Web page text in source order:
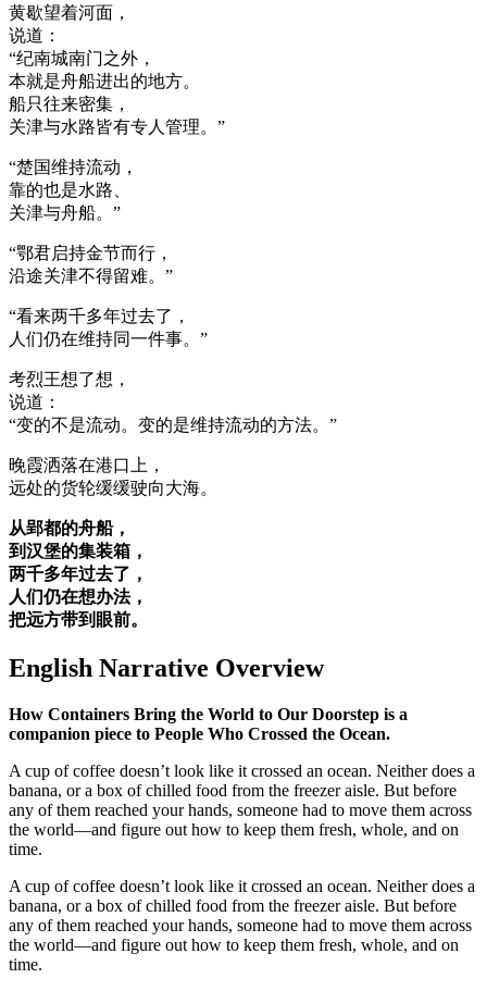
黄歇望着河面，
说道：
“纪南城南门之外，
本就是舟船进出的地方。
船只往来密集，
关津与水路皆有专人管理。”
“楚国维持流动，
靠的也是水路、
关津与舟船。”
“鄂君启持金节而行，
沿途关津不得留难。”
“看来两千多年过去了，
人们仍在维持同一件事。”
考烈王想了想，
说道：
“变的不是流动。变的是维持流动的方法。”
晚霞洒落在港口上，
远处的货轮缓缓驶向大海。
从郢都的舟船，
到汉堡的集装箱，
两千多年过去了，
人们仍在想办法，
把远方带到眼前。
English Narrative Overview
How Containers Bring the World to Our Doorstep is a
companion piece to People Who Crossed the Ocean.
A cup of coffee doesn’t look like it crossed an ocean. Neither does a
banana, or a box of chilled food from the freezer aisle. But before
any of them reached your hands, someone had to move them across
the world—and figure out how to keep them fresh, whole, and on
time.
A cup of coffee doesn’t look like it crossed an ocean. Neither does a
banana, or a box of chilled food from the freezer aisle. But before
any of them reached your hands, someone had to move them across
the world—and figure out how to keep them fresh, whole, and on
time.